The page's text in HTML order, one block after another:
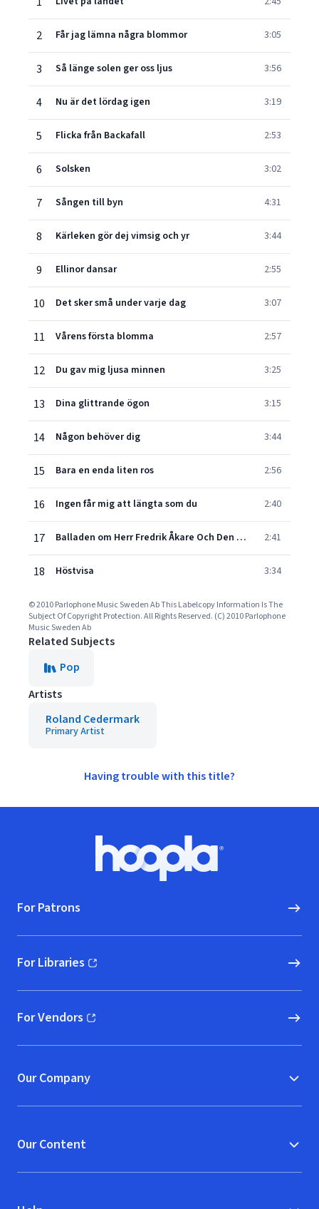
2 Får jag lämna några blommor 3:05
3 Så länge solen ger oss ljus 3:56
4 Nu är det lördag igen 3:19
5 Flicka från Backafall 2:53
6 Solsken 3:02
7 Sången till byn 4:31
8 Kärleken gör dej vimsig och yr 3:44
9 Ellinor dansar 2:55
10 Det sker små under varje dag 3:07
11 Vårens första blomma 2:57
12 Du gav mig ljusa minnen 3:25
13 Dina glittrande ögon 3:15
14 Någon behöver dig 3:44
15 Bara en enda liten ros 2:56
16 Ingen får mig att längta som du 2:40
17 Balladen om Herr Fredrik Åkare Och Den Söta Fröken Cecilia Lind 2:41
18 Höstvisa 3:34
© 2010 Parlophone Music Sweden Ab This Labelcopy Information Is The
Subject Of Copyright Protection. All Rights Reserved. (C) 2010 Parlophone
Music Sweden Ab
Related Subjects
Pop
Artists
Roland Cedermark
Primary Artist
Having trouble with this title?
Hoopla logo, Go to homepage
For Patrons
For Libraries
(opens in new window)
For Vendors
(opens in new window)
Our Company
Our Content